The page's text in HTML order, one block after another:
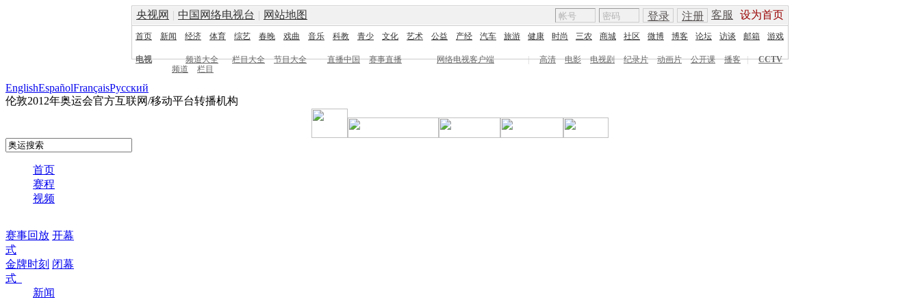
央视网 | 中国网络电视台 | 网站地图 客服 设为首页
登录 注册
首页 新闻 经济 体育 综艺 春晚 戏曲 音乐 科教 青少 文化 艺术 公益 产经 汽车 旅游 健康 时尚 三农 商城 社区 微博 博客 论坛 访谈 邮箱 游戏
电视 频道大全 栏目大全 节目大全 直播中国 赛事直播 网络电视客户端 | 高清 电影 电视剧 纪录片 动画片 公开课 播客 |
CCTV
频道
栏目
EnglishEspañolFrançaisPусский
伦敦2012年奥运会官方互联网/移动平台转播机构
首页
赛程
视频
赛事回放 开幕
式
金牌时刻 闭幕
式
新闻